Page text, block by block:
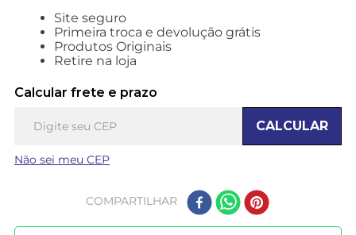
Site seguro
Primeira troca e devolução grátis
Produtos Originais
Retire na loja
Calcular frete e prazo
CALCULAR
Não sei meu CEP
COMPARTILHAR